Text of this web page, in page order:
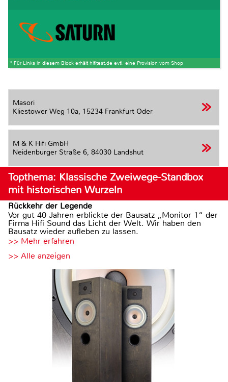
* Für Links in diesem Block erhält hifitest.de evtl. eine Provision vom Shop
Masori
Kliestower Weg 10a, 15234 Frankfurt Oder
M & K Hifi GmbH
Neidenburger Straße 6, 84030 Landshut
Topthema: Klassische Zweiwege-Standbox
mit historischen Wurzeln
Rückkehr der Legende
Vor gut 40 Jahren erblickte der Bausatz „Monitor 1“ der
Firma Hifi Sound das Licht der Welt. Wir haben den
Bausatz wieder aufleben zu lassen.
>> Mehr erfahren
>> Alle anzeigen